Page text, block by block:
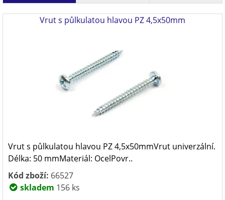
Vrut s půlkulatou hlavou PZ 4,5x50mm
Vrut s půlkulatou hlavou PZ 4,5x50mmVrut univerzální.
Délka: 50 mmMateriál: OcelPovr..
Kód zboží: 66527
skladem 156 ks